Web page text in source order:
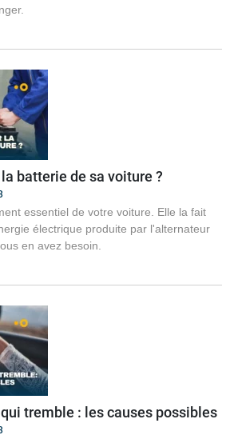
batterie de sa voiture ?
essentiel de votre voiture. Elle la fait
électrique produite par l'alternateur
en avez besoin.
tremble : les causes possibles